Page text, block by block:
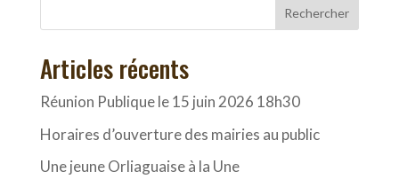
Rechercher
Articles récents
Réunion Publique le 15 juin 2026 18h30
Horaires d’ouverture des mairies au public
Une jeune Orliaguaise à la Une